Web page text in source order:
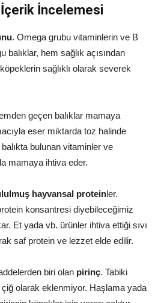
İçerik İncelemesi
. Omega grubu vitaminlerin ve B
balıklar, hem sağlık açısından
sağlıklı olarak severek
geçen balıklar mamaya
eser miktarda toz halinde
balıkta bulunan vitaminler ve
mamaya ihtiva eder.
hayvansal proteinler.
konsantresi diyebileceğimiz
Et yada vb. ürünler ihtiva ettiği sıvı
saf protein ve lezzet elde edilir.
biri olan pirinç. Tabiki
çiğ olarak eklenmiyor. Haşlama yada